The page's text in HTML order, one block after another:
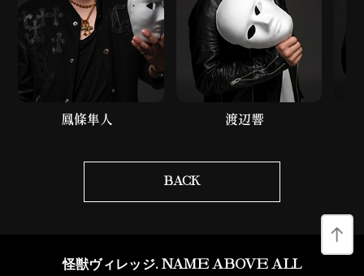
鳳條隼人 渡辺響
BACK
怪獣ヴィレッジ. NAME ABOVE ALL